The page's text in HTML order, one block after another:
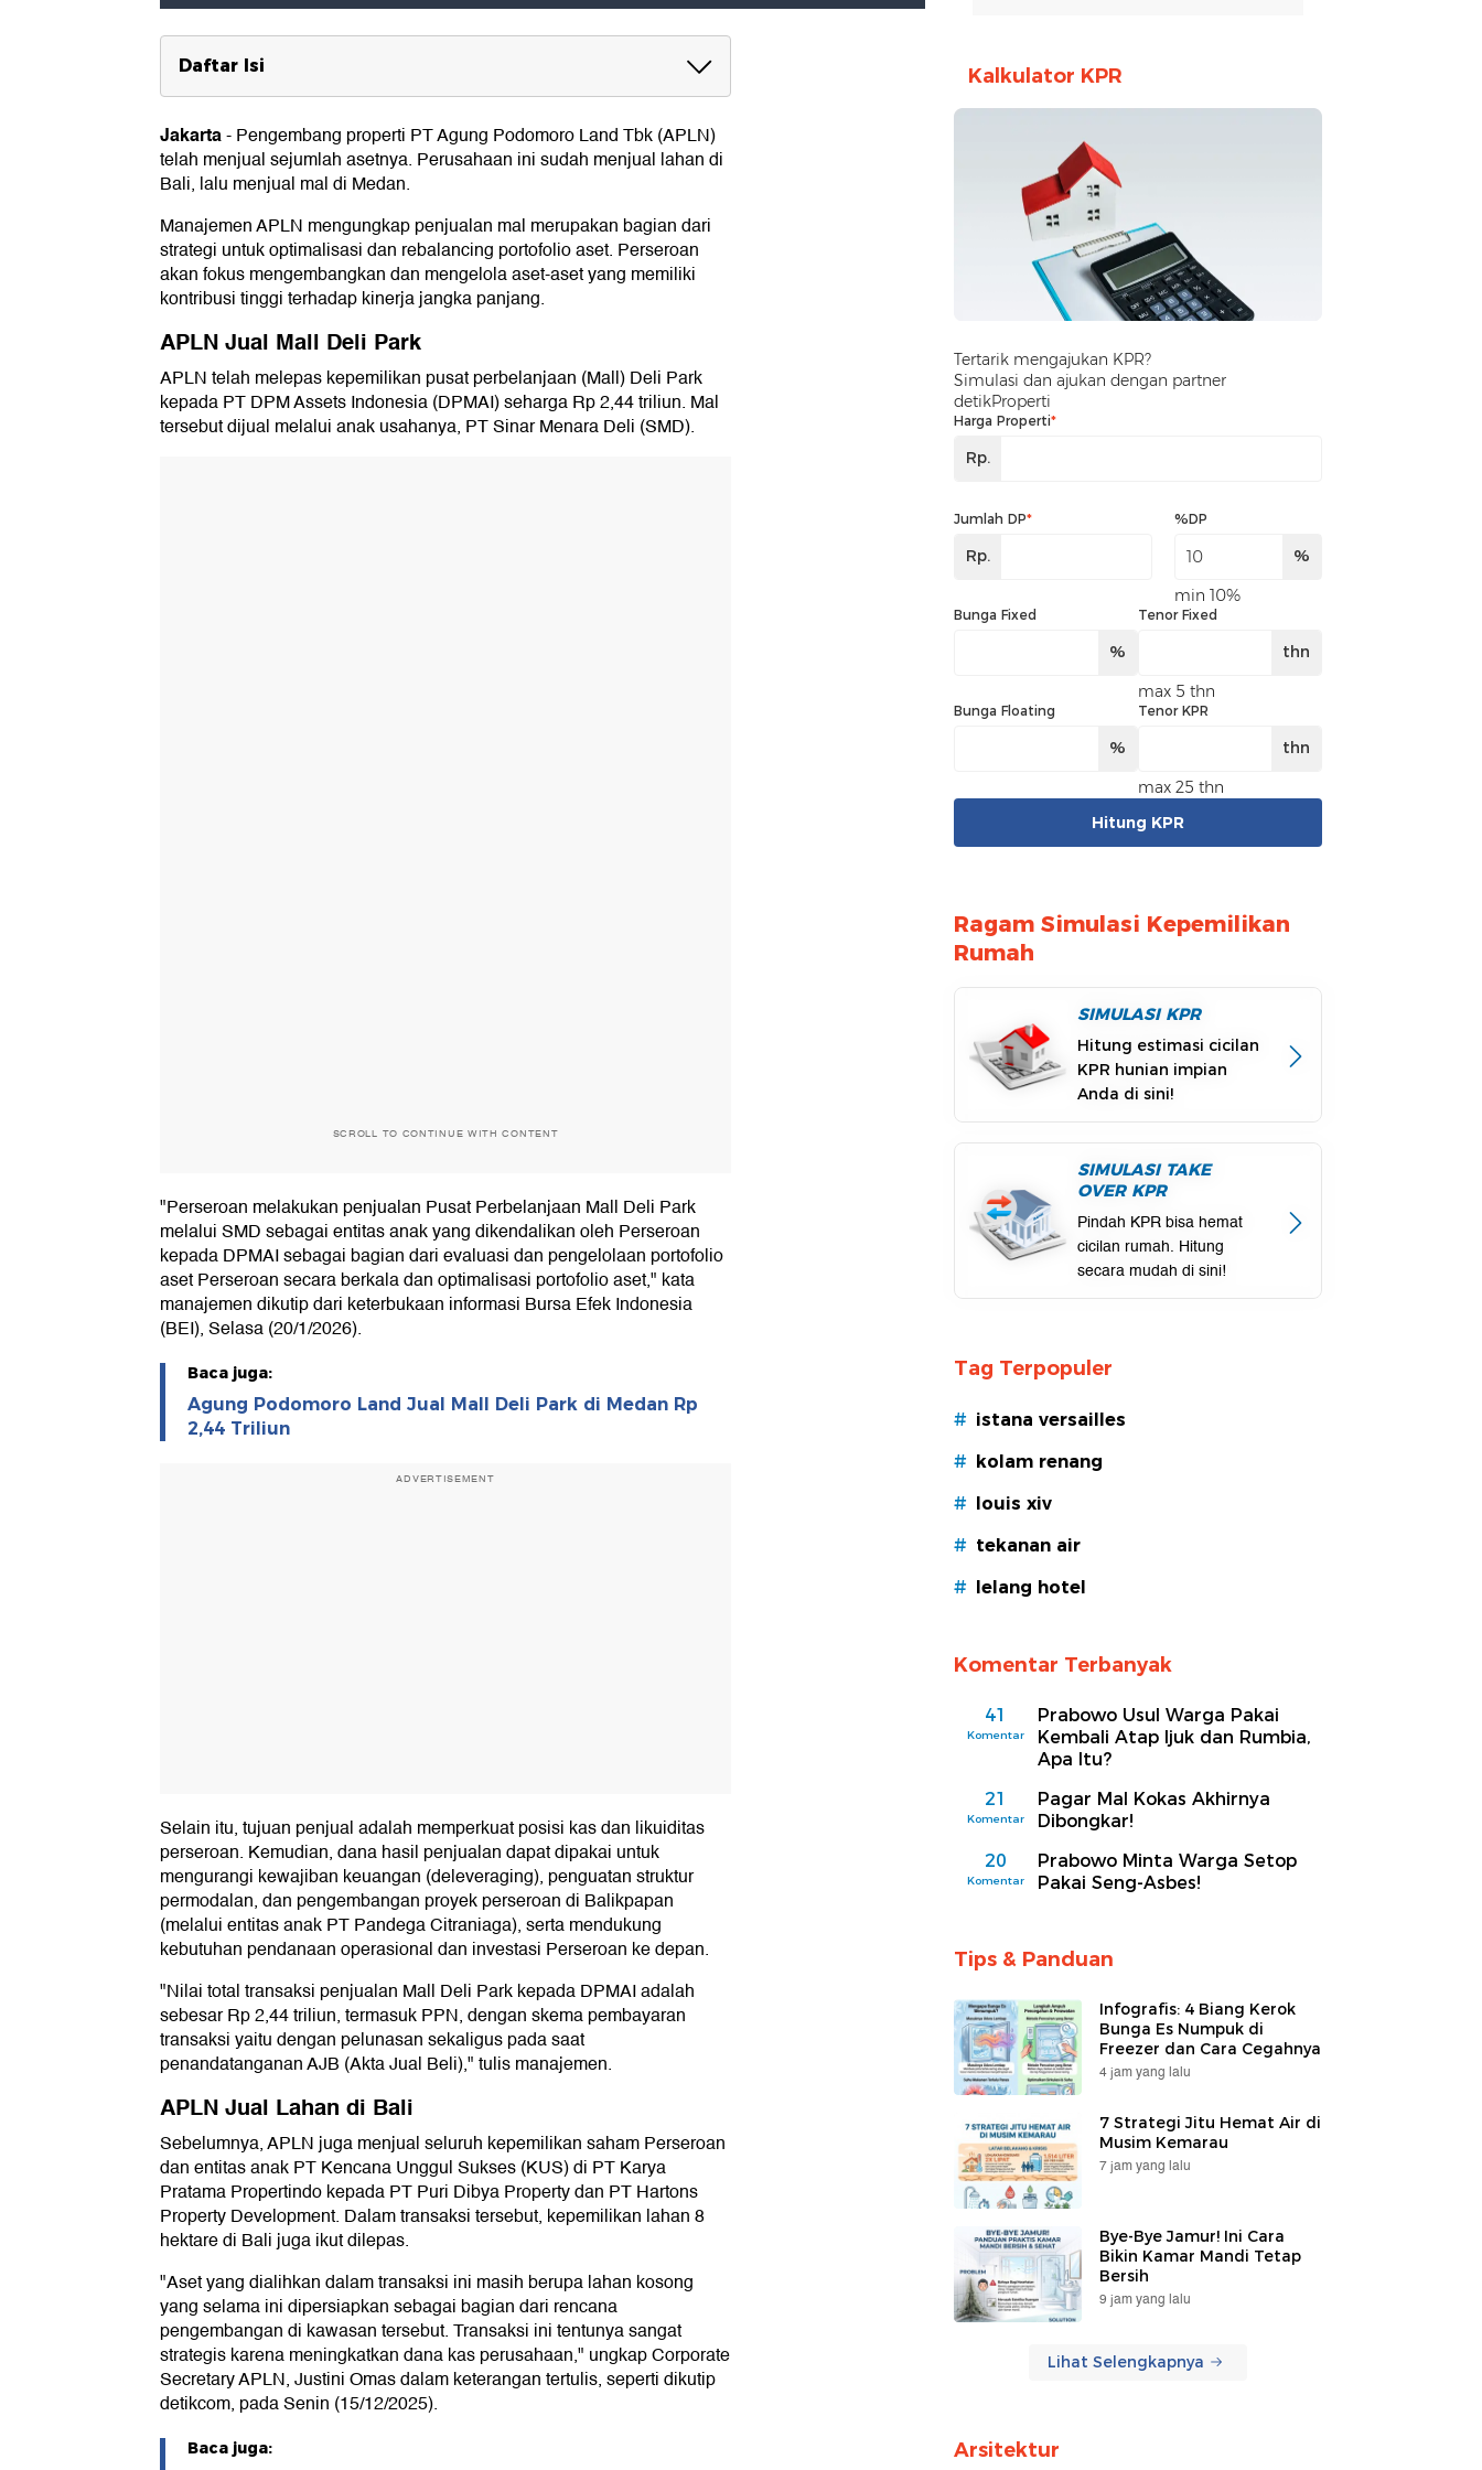
Daftar Isi
APLN Jual Mall Deli Park
APLN Jual Lahan di Bali
Jakarta-Pengembang properti PT Agung Podomoro Land Tbk (APLN)
telah menjual sejumlah asetnya. Perusahaan ini sudah menjual lahan di
Bali, lalu menjual mal di Medan.
Manajemen APLN mengungkap penjualan mal merupakan bagian dari
strategi untuk optimalisasi dan rebalancing portofolio aset. Perseroan
akan fokus mengembangkan dan mengelola aset-aset yang memiliki
kontribusi tinggi terhadap kinerja jangka panjang.
APLN Jual Mall Deli Park
APLN telah melepas kepemilikan pusat perbelanjaan (Mall) Deli Park
kepada PT DPM Assets Indonesia (DPMAI) seharga Rp 2,44 triliun. Mal
tersebut dijual melalui anak usahanya, PT Sinar Menara Deli (SMD).
SCROLL TO CONTINUE WITH CONTENT
"Perseroan melakukan penjualan Pusat Perbelanjaan Mall Deli Park
melalui SMD sebagai entitas anak yang dikendalikan oleh Perseroan
kepada DPMAI sebagai bagian dari evaluasi dan pengelolaan portofolio
aset Perseroan secara berkala dan optimalisasi portofolio aset," kata
manajemen dikutip dari keterbukaan informasi Bursa Efek Indonesia
(BEI), Selasa (20/1/2026).
Baca juga:
Agung Podomoro Land Jual Mall Deli Park di Medan Rp
2,44 Triliun
ADVERTISEMENT
Selain itu, tujuan penjual adalah memperkuat posisi kas dan likuiditas
perseroan. Kemudian, dana hasil penjualan dapat dipakai untuk
mengurangi kewajiban keuangan (deleveraging), penguatan struktur
permodalan, dan pengembangan proyek perseroan di Balikpapan
(melalui entitas anak PT Pandega Citraniaga), serta mendukung
kebutuhan pendanaan operasional dan investasi Perseroan ke depan.
"Nilai total transaksi penjualan Mall Deli Park kepada DPMAI adalah
sebesar Rp 2,44 triliun, termasuk PPN, dengan skema pembayaran
transaksi yaitu dengan pelunasan sekaligus pada saat
penandatanganan AJB (Akta Jual Beli)," tulis manajemen.
APLN Jual Lahan di Bali
Sebelumnya, APLN juga menjual seluruh kepemilikan saham Perseroan
dan entitas anak PT Kencana Unggul Sukses (KUS) di PT Karya
Pratama Propertindo kepada PT Puri Dibya Property dan PT Hartons
Property Development. Dalam transaksi tersebut, kepemilikan lahan 8
hektare di Bali juga ikut dilepas.
"Aset yang dialihkan dalam transaksi ini masih berupa lahan kosong
yang selama ini dipersiapkan sebagai bagian dari rencana
pengembangan di kawasan tersebut. Transaksi ini tentunya sangat
strategis karena meningkatkan dana kas perusahaan," ungkap Corporate
Secretary APLN, Justini Omas dalam keterangan tertulis, seperti dikutip
detikcom, pada Senin (15/12/2025).
Baca juga:
Kalkulator KPR
Tertarik mengajukan KPR?
Simulasi dan ajukan dengan partner
detikProperti
Harga Properti*
Rp.
Jumlah DP*
Rp.
%DP
%
min 10%
Bunga Fixed
%
Tenor Fixed
thn
max 5 thn
Bunga Floating
%
Tenor KPR
thn
max 25 thn
Hitung KPR
Ragam Simulasi Kepemilikan
Rumah
SIMULASI KPR
Hitung estimasi cicilan
KPR hunian impian
Anda di sini!
SIMULASI TAKE
OVER KPR
Pindah KPR bisa hemat
cicilan rumah. Hitung
secara mudah di sini!
Tag Terpopuler
# istana versailles
# kolam renang
# louis xiv
# tekanan air
# lelang hotel
Komentar Terbanyak
41
Komentar
Prabowo Usul Warga Pakai
Kembali Atap Ijuk dan Rumbia,
Apa Itu?
21
Komentar
Pagar Mal Kokas Akhirnya
Dibongkar!
20
Komentar
Prabowo Minta Warga Setop
Pakai Seng-Asbes!
Tips & Panduan
Infografis: 4 Biang Kerok
Bunga Es Numpuk di
Freezer dan Cara Cegahnya
4 jam yang lalu
7 Strategi Jitu Hemat Air di
Musim Kemarau
7 jam yang lalu
Bye-Bye Jamur! Ini Cara
Bikin Kamar Mandi Tetap
Bersih
9 jam yang lalu
Lihat Selengkapnya
Arsitektur